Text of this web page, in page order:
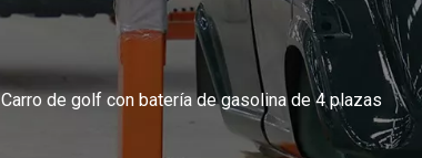
Carro de golf con batería de gasolina de 4 plazas